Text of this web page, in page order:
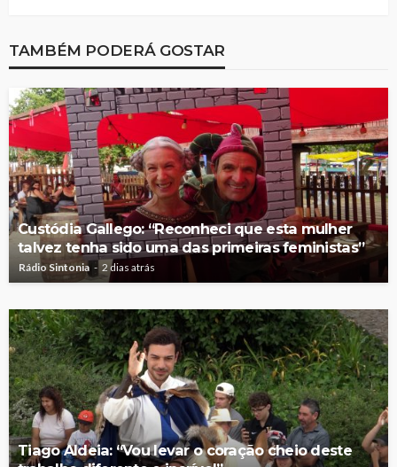
TAMBÉM PODERÁ GOSTAR
Custódia Gallego: “Reconheci que esta mulher
talvez tenha sido uma das primeiras feministas”
Rádio Sintonia 2 dias atrás
Tiago Aldeia: “Vou levar o coração cheio deste